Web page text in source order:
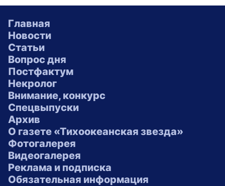
Главная
Новости
Статьи
Вопрос дня
Постфактум
Некролог
Внимание, конкурс
Спецвыпуски
Архив
О газете «Тихоокеанская звезда»
Фотогалерея
Видеогалерея
Реклама и подписка
Обязательная информация